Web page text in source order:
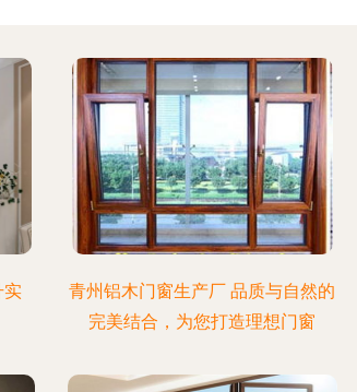
实
青州铝木门窗生产厂 品质与自然的
完美结合，为您打造理想门窗